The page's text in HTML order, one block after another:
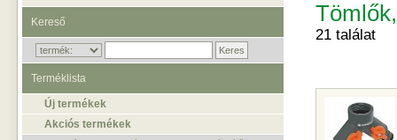
21 találat
Kereső
Terméklista
Új termékek
Akciós termékek